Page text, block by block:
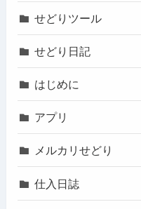
せどりツール
せどり日記
はじめに
アプリ
メルカリせどり
仕入日誌